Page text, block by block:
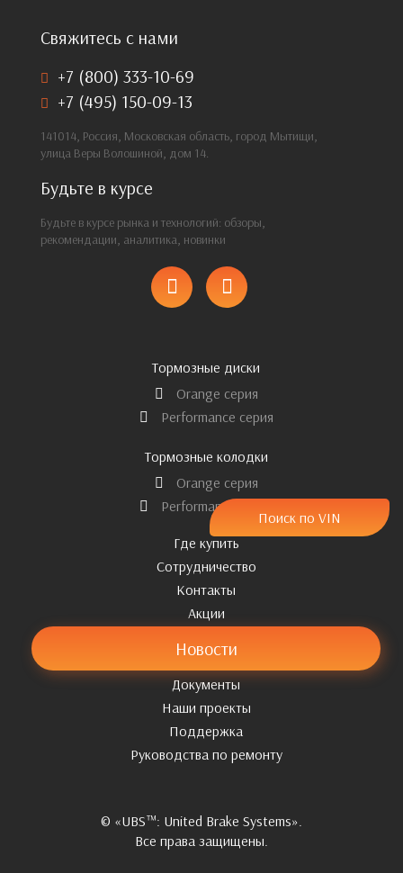
Свяжитесь с нами
+7 (800) 333-10-69
+7 (495) 150-09-13
141014, Россия, Московская область, город Мытищи,
улица Веры Волошиной, дом 14.
Будьте в курсе
Будьте в курсе рынка и технологий: обзоры,
рекомендации, аналитика, новинки
Тормозные диски
Orange серия
Performance серия
Тормозные колодки
Orange серия
Performance серия
Где купить
Сотрудничество
Контакты
Акции
Новости
Документы
Наши проекты
Поддержка
Pуководства по ремонту
© «UBS™: United Brake Systems».
Все права защищены.
Поиск по VIN